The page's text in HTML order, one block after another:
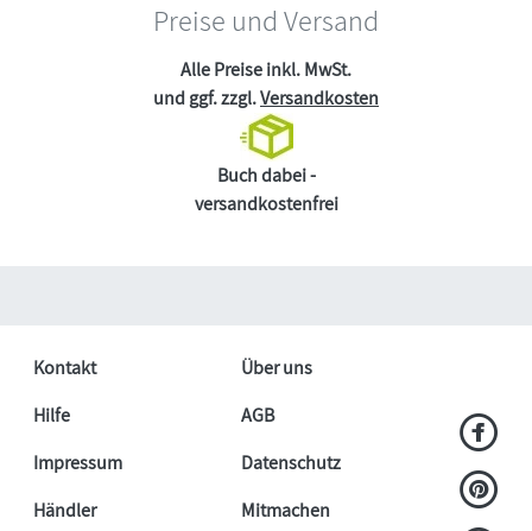
Preise und Versand
Alle Preise inkl. MwSt.
und ggf. zzgl.Versandkosten
Buch dabei -
versandkostenfrei
Kontakt
Über uns
Hilfe
AGB
Impressum
Datenschutz
Händler
Mitmachen